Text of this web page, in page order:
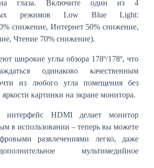
на глаза. Включите один из 4
режимов Low Blue Light:
снижение, Интернет 50% снижение,
Чтение 70% снижение).
широкие углы обзора 178º/178º, что
одинаково качественным
из любого угла помещения без
яркости картинки на экране монитора.
интерфейс HDMI делает монитор
в использовании – теперь вы можете
развлечениями легко, даже
мультимедийное